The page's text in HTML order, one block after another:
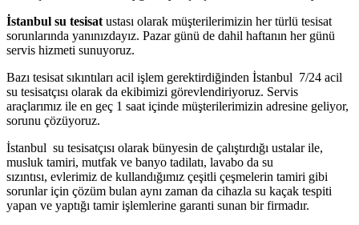
İstanbul su tesisat ustası olarak müşterilerimizin her türlü tesisat
sorunlarında yanınızdayız. Pazar günü de dahil haftanın her günü
servis hizmeti sunuyoruz.
Bazı tesisat sıkıntıları acil işlem gerektirdiğinden İstanbul 7/24 acil
su tesisatçısı olarak da ekibimizi görevlendiriyoruz. Servis
araçlarımız ile en geç 1 saat içinde müşterilerimizin adresine geliyor,
sorunu çözüyoruz.
İstanbul su tesisatçısı olarak bünyesin de çalıştırdığı ustalar ile,
musluk tamiri, mutfak ve banyo tadilatı, lavabo da su
sızıntısı, evlerimiz de kullandığımız çeşitli çeşmelerin tamiri gibi
sorunlar için çözüm bulan aynı zaman da cihazla su kaçak tespiti
yapan ve yaptığı tamir işlemlerine garanti sunan bir firmadır.